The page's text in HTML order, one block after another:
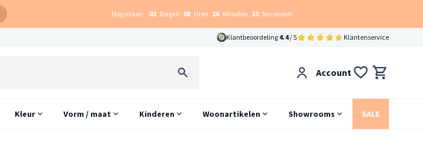
Nog maar: 02 Dagen 08 Uren 26 Minuten 09 Seconden
Klantbeoordeling 4.4/ 5 Klantenservice
Account
Kleur Vorm / maat Kinderen Woonartikelen Showrooms SALE